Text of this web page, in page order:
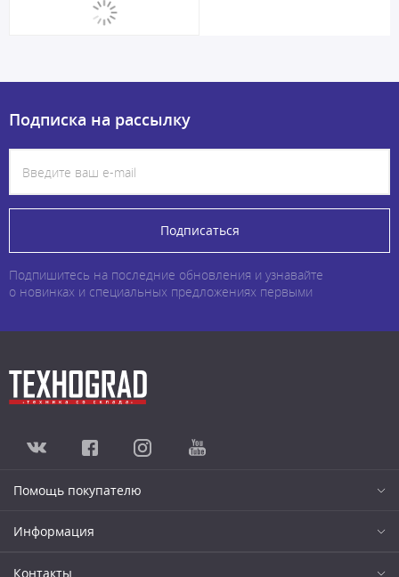
Подписка на рассылку
Подписаться
Подпишитесь на последние обновления и узнавайте
о новинках и специальных предложениях первыми
Помощь покупателю
Информация
Контакты